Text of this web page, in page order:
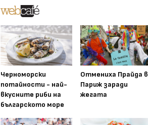
Черноморски
потайности - най-
вкусните риби на
българското море
Отмениха Прайда в
Париж заради
жегата